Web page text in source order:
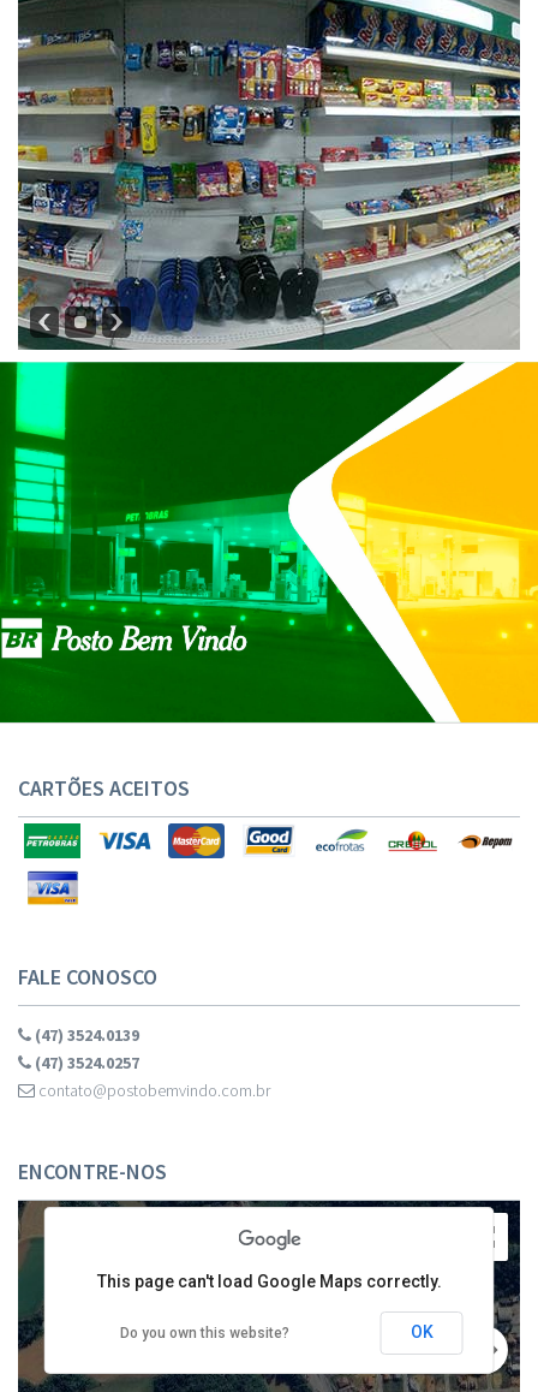
CARTÕES ACEITOS
FALE CONOSCO
(47) 3524.0139
(47) 3524.0257
contato@postobemvindo.com.br
ENCONTRE-NOS
This page can't load Google Maps correctly.
Do you own this website? OK